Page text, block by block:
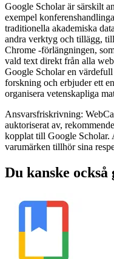
Google Scholar är särskilt
exempel
traditionella akademiska
andra verktyg och tillägg,
Chrome -förlängningen,
vald text direkt från alla
Google Scholar en
forskning och erbjuder ett
organisera vetenskapliga
Ansvarsfriskrivning:
auktoriserat av,
kopplat till Google Scholar.
varumärken tillhör sina
Du kanske